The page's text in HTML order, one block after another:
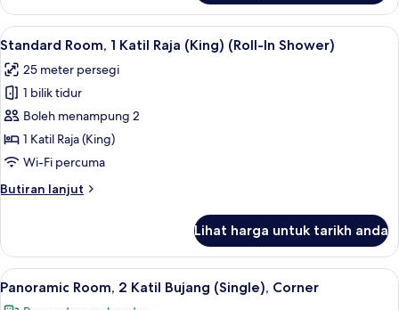
1
Katil
Raja
(Park
Penthouse)
Lihat
semua
foto
untuk
Standard
Room,
1
Raja
In
Shower)
Standard Room, 1 Katil Raja (King)
5
Standard Room, 1 Katil Raja (King) (Roll-In Shower)
25 meter persegi
1 bilik tidur
Boleh menampung 2
1 Katil Raja (King)
Wi-Fi percuma
Butiran lanjut
Butiran
Room,
Katil
Lihat harga untuk tarikh anda
Lihat
semua
47 inci televisyen LCD dengan digital,
14
Panoramic Room, 2 Katil Bujang (Single), Corner